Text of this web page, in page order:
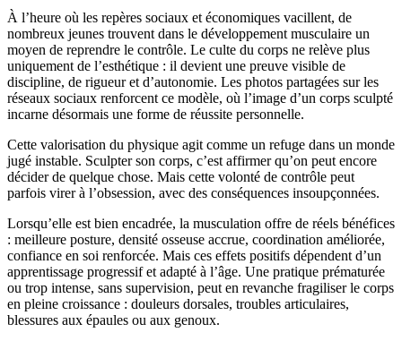
À l’heure où les repères sociaux et économiques vacillent, de
nombreux jeunes trouvent dans le développement musculaire un
moyen de reprendre le contrôle. Le culte du corps ne relève plus
uniquement de l’esthétique : il devient une preuve visible de
discipline, de rigueur et d’autonomie. Les photos partagées sur les
réseaux sociaux renforcent ce modèle, où l’image d’un corps sculpté
incarne désormais une forme de réussite personnelle.
Cette valorisation du physique agit comme un refuge dans un monde
jugé instable. Sculpter son corps, c’est affirmer qu’on peut encore
décider de quelque chose. Mais cette volonté de contrôle peut
parfois virer à l’obsession, avec des conséquences insoupçonnées.
Lorsqu’elle est bien encadrée, la musculation offre de réels bénéfices
: meilleure posture, densité osseuse accrue, coordination améliorée,
confiance en soi renforcée. Mais ces effets positifs dépendent d’un
apprentissage progressif et adapté à l’âge. Une pratique prématurée
ou trop intense, sans supervision, peut en revanche fragiliser le corps
en pleine croissance : douleurs dorsales, troubles articulaires,
blessures aux épaules ou aux genoux.